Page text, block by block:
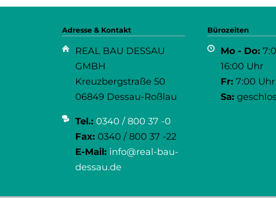
Adresse & Kontakt
REAL BAU DESSAU
GMBH
Kreuzbergstraße 50
06849 Dessau-Roßlau
Tel.: 0340 / 800 37 -0
Fax: 0340 / 800 37 -22
E-Mail: info@real-bau-
dessau.de
Bürozeiten
Mo - Do:
16:00 Uhr
Fr: 7:00
Sa: